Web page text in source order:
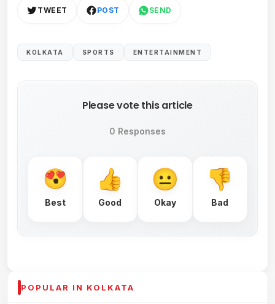
TWEET POST SEND
KOLKATA SPORTS ENTERTAINMENT
Please vote this article
0 Responses
Best Good Okay Bad
POPULAR IN KOLKATA